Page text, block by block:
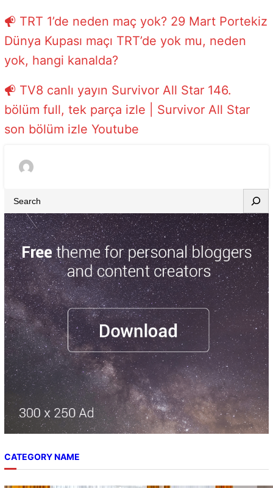
TRT 1’de neden maç yok? 29 Mart Portekiz
Dünya Kupası maçı TRT’de yok mu, neden
yok, hangi kanalda?
TV8 canlı yayın Survivor All Star 146.
bölüm full, tek parça izle | Survivor All Star
son bölüm izle Youtube
e
a
r
c
h
CATEGORY NAME